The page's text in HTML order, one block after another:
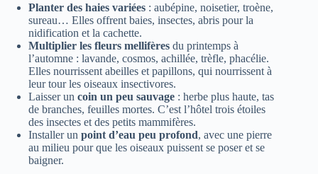
Planter des haies variées : aubépine, noisetier, troène,
sureau… Elles offrent baies, insectes, abris pour la
nidification et la cachette.
Multiplier les fleurs mellifères du printemps à
l’automne : lavande, cosmos, achillée, trèfle, phacélie.
Elles nourrissent abeilles et papillons, qui nourrissent à
leur tour les oiseaux insectivores.
Laisser un coin un peu sauvage : herbe plus haute, tas
de branches, feuilles mortes. C’est l’hôtel trois étoiles
des insectes et des petits mammifères.
Installer un point d’eau peu profond, avec une pierre
au milieu pour que les oiseaux puissent se poser et se
baigner.